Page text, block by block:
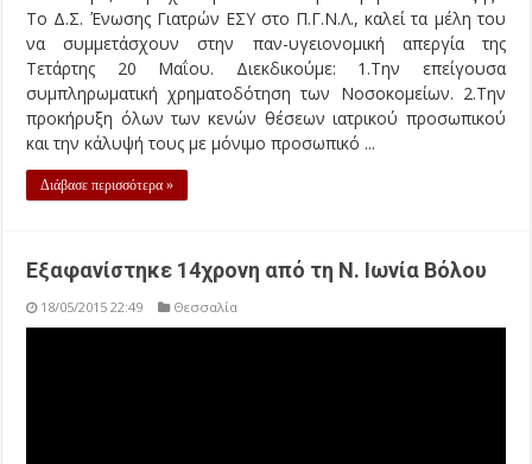
Το Δ.Σ. Ένωσης Γιατρών ΕΣΥ στο Π.Γ.Ν.Λ., καλεί τα μέλη του
να συμμετάσχουν στην παν-υγειονομική απεργία της
Τετάρτης 20 Μαΐου. Διεκδικούμε: 1.Την επείγουσα
συμπληρωματική χρηματοδότηση των Νοσοκομείων. 2.Την
προκήρυξη όλων των κενών θέσεων ιατρικού προσωπικού
και την κάλυψή τους με μόνιμο προσωπικό ...
Διάβασε περισσότερα »
Εξαφανίστηκε 14χρονη από τη Ν. Ιωνία Βόλου
18/05/2015 22:49 Θεσσαλία